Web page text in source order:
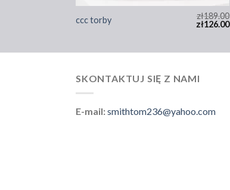
ccc torby zł189.00
zł126.00
SKONTAKTUJ SIĘ Z NAMI
E-mail:smithtom236@yahoo.com